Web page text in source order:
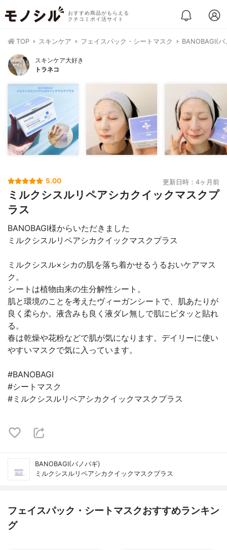
おすすめ商品がもらえる
クチコミポイ活サイト
TOP スキンケア フェイスパック・シートマスク BANOBAGI(
スキンケア大好き
トラネコ
5.00 更新日時：4ヶ月前
ミルクシスルリペアシカクイックマスクプ
ラス
BANOBAGI様からいただきました
ミルクシスルリペアシカクイックマスクプラス
ミルクシスル×シカの肌を落ち着かせるうるおいケアマス
ク。
シートは植物由来の生分解性シート。
肌と環境のことを考えたヴィーガンシートで、肌あたりが
良く柔らか。液含みも良く液ダレ無しで肌にピタッと貼れ
る。
春は乾燥や花粉などで肌が気になります。デイリーに使い
やすいマスクで気に入っています。
#BANOBAGI
#シートマスク
#ミルクシスルリペアシカクイックマスクプラス
BANOBAGI(バノバギ)
ミルクシスルリペアシカクイックマスクプラス
フェイスパック・シートマスクおすすめランキン
グ